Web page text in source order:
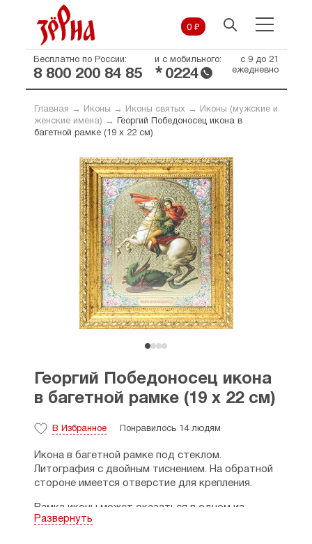
0 ₽
Бесплатно по России:
8 800 200 84 85
и с мобильного:
* 0224
с 9 до 21
ежедневно
Главная → Иконы → Иконы святых→
Иконы (мужские и
женские имена) →
Георгий Победоносец икона в
багетной рамке (19 х 22 см)
Георгий Победоносец икона
в багетной рамке (19 х 22 см)
В Избранное Понравилось 14 людям
Икона в багетной рамке под стеклом.
Литография с двойным тиснением. На обратной
стороне имеется отверстие для крепления.
Рамка иконы может оказаться в одном из
четырех вариантов — светлая, золотистая,
Развернуть